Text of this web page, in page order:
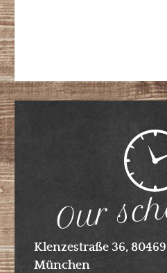
Our
Klenzestraße 36,
München